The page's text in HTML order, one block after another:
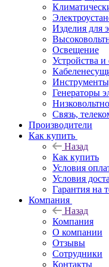
Изделия для
Освещение
Устройства и
Генераторы
Связь,
Производители
Как купить
Назад
Как купить
Условия
Условия
Гарантия на
Компания
Назад
Компания
О компании
Отзывы
Сотрудники
Контакты